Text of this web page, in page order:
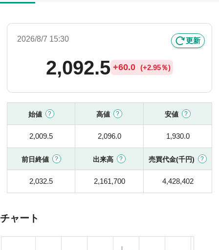
2026/8/7 15:30 更新
2,092.5 +60.0 (+2.95％)
始値 高値 安値
2,009.5 2,096.0 1,930.0
前日終値 出来高 売買代金(千円)
2,032.5 2,161,700 4,428,402
チャート